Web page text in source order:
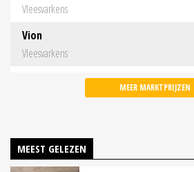
Vleesvarkens
Vion
Vleesvarkens
MEER MARKTPRIJZEN
MEEST GELEZEN